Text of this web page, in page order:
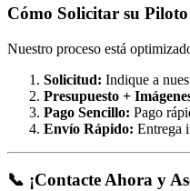
Cómo Solicitar su
Nuestro proceso está
Solicitud: Indique a
Presupuesto +
Pago Sencillo: Pago
Envío Rápido: Entrega
📞 ¡Contacte Ahora y